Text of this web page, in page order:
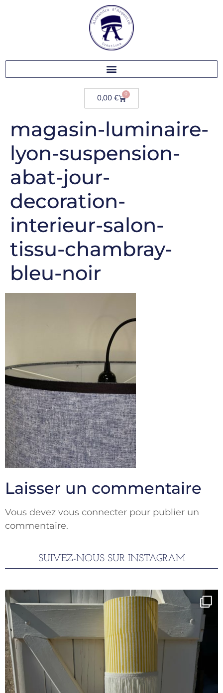
0,00 € 0
magasin-luminaire-
lyon-suspension-
abat-jour-
decoration-
interieur-salon-
tissu-chambray-
bleu-noir
Laisser un commentaire
Vous devez vous connecter pour publier un
commentaire.
SUIVEZ-NOUS SUR INSTAGRAM